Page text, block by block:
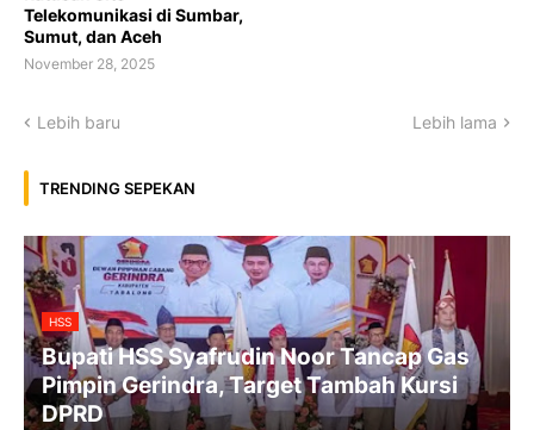
Telekomunikasi di Sumbar,
Sumut, dan Aceh
November 28, 2025
Lebih baru Lebih lama
TRENDING SEPEKAN
HSS
Bupati HSS Syafrudin Noor Tancap Gas
Pimpin Gerindra, Target Tambah Kursi
DPRD